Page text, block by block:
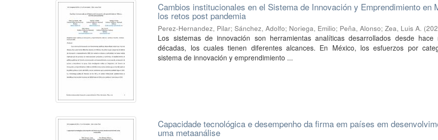
Cambios institucionales en el Sistema de Innovación y Emprendimiento en
los retos post pandemia
Perez-Hernandez, Pilar;Sánchez, Adolfo; Noriega, Emilio; Peña, Alonso;Zea, Luis A. (
Los sistemas de innovación son herramientas analíticas desarrollados desde hace
décadas, los cuales tienen diferentes alcances. En México, los esfuerzos por
sistema de innovación y emprendimiento ...
Capacidade tecnológica e desempenho da firma em países em
uma metaanálise